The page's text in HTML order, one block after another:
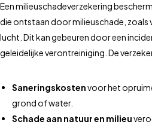
Een milieuschadeverzekering
die ontstaan door milieuschade, zoals
lucht. Dit kan gebeuren door een
geleidelijke verontreiniging. De
Saneringskostenvoor het
grond of water.
Schade aan natuur en milieu